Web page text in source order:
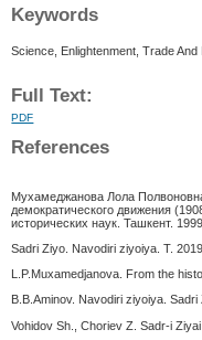
Keywords
Science, Enlightenment, Trade
Full Text:
PDF
References
Мухамеджанова Лола
демократического движения
исторических наук. Ташкент.
Sadri Ziyo. Navodiri ziyoiya. T.
L.P.Muxamedjanova. From the
B.B.Aminov. Navodiri ziyoiya.
Vohidov Sh., Choriev Z. Sadr-i Ziyai